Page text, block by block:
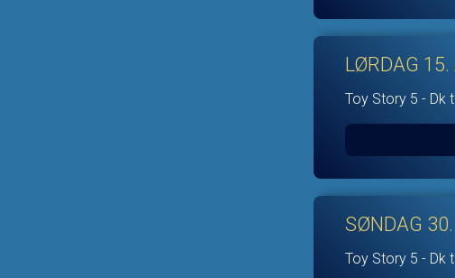
LØRDAG
Toy Story 5 - Dk
SØNDAG
Toy Story 5 - Dk